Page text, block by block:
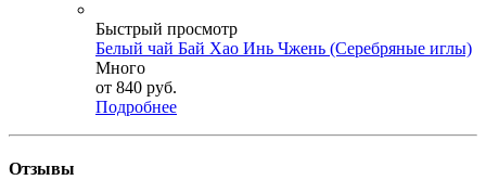
Быстрый просмотр
Белый чай Бай Хао Инь Чжень (Серебряные иглы)
Много
от 840 руб.
Подробнее
Отзывы